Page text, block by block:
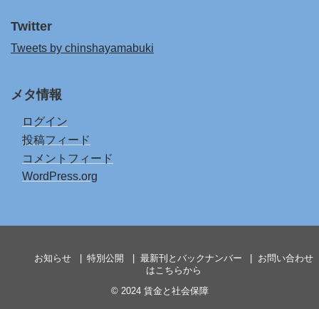
Twitter
Tweets by chinshayamabuki
メタ情報
ログイン
投稿フィード
コメントフィード
WordPress.org
お知らせ 特別公開 最新刊とバックナンバー
お問い合わせ
はこちらから
© 2024 賃金と社会保障